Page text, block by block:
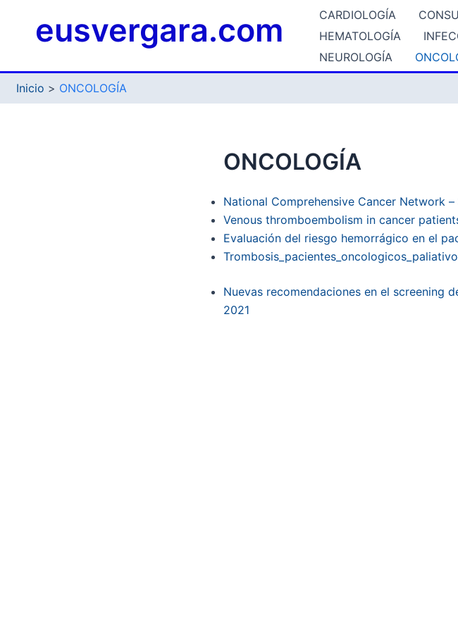
contenidoeusvergara.com CARDIOLOGÍA
HEMATOLOGÍA
NEUROLOGÍA
Inicio ONCOLOGÍA
ONCOLOGÍA
National Comprehensive Cancer Network
Venous thromboembolism in cancer
Evaluación del riesgo hemorrágico en el
Nuevas recomendaciones en el screening
2021